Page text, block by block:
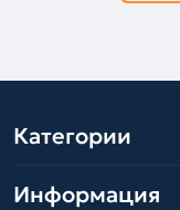
Категории
Информация